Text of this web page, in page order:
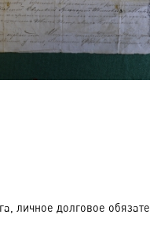
личное долговое